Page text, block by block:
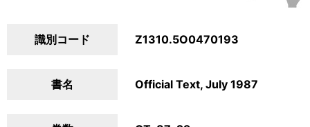
識別コード Z1310.5O0470193
書名 Official Text, July 1987